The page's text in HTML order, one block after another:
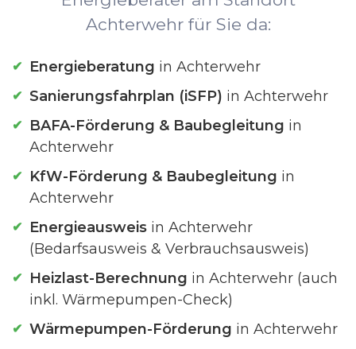
Achterwehr für Sie da:
Energieberatung in Achterwehr
Sanierungsfahrplan (iSFP) in Achterwehr
BAFA-Förderung & Baubegleitung in
Achterwehr
KfW-Förderung & Baubegleitung in
Achterwehr
Energieausweis in Achterwehr
(Bedarfsausweis & Verbrauchsausweis)
Heizlast-Berechnung in Achterwehr (auch
inkl. Wärmepumpen-Check)
Wärmepumpen-Förderung in Achterwehr